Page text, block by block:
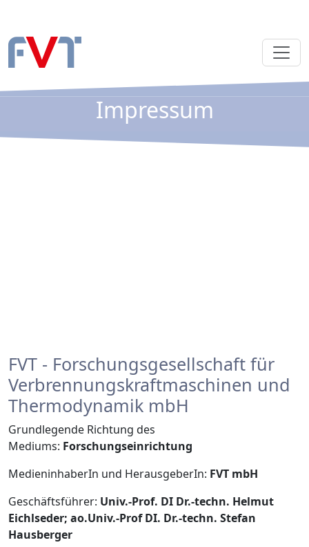
Impressum
FVT - Forschungsgesellschaft für
Verbrennungskraftmaschinen und
Thermodynamik mbH
Grundlegende Richtung des
Mediums: Forschungseinrichtung
MedieninhaberIn und HerausgeberIn: FVT mbH
Geschäftsführer: Univ.-Prof. DI Dr.-techn. Helmut
Eichlseder; ao.Univ.-Prof DI. Dr.-techn. Stefan
Hausberger